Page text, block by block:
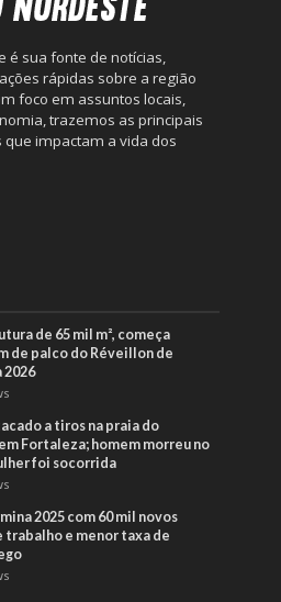
é sua fonte de notícias,
rápidas sobre a região
foco em assuntos locais,
trazemos as principais
impactam a vida dos
de 65 mil m², começa
de palco do Réveillon de
2026
a tiros na praia do
Fortaleza; homem morreu no
foi socorrida
2025 com 60 mil novos
trabalho e menor taxa de